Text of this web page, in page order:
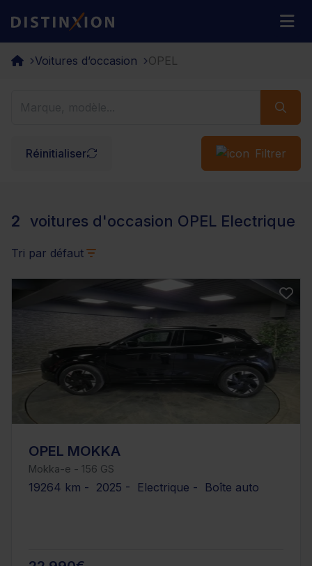
Distinxion
Voitures d’occasion OPEL
Réinitialiser Filtrer
2 voitures d'occasion OPEL Electrique
Tri par défaut
OPEL MOKKA
Mokka-e - 156 GS
19264 km - 2025 - Electrique - Boîte auto